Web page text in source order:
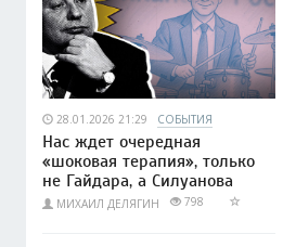
28.01.2026 21:29 СОБЫТИЯ
Нас ждет очередная
«шоковая терапия», только
не Гайдара, а Силуанова
МИХАИЛ ДЕЛЯГИН 798